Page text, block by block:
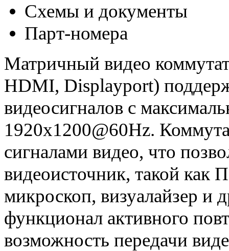
Схемы и документы
Парт-номера
Матричный видео
HDMI, Displayport)
видеосигналов с
1920x1200@60Hz.
сигналами видео, что
видеоисточник, такой как
микроскоп, визуалайзер и
функционал активного
возможность передачи